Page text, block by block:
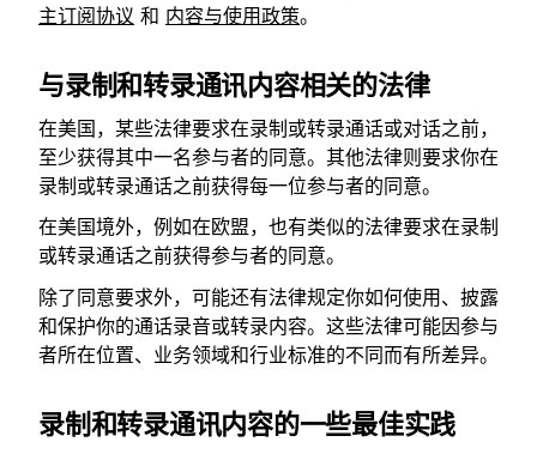
主订阅协议 和 内容与使用政策。
与录制和转录通讯内容相关的法律
在美国，某些法律要求在录制或转录通话或对话之前，
至少获得其中一名参与者的同意。其他法律则要求你在
录制或转录通话之前获得每一位参与者的同意。
在美国境外，例如在欧盟，也有类似的法律要求在录制
或转录通话之前获得参与者的同意。
除了同意要求外，可能还有法律规定你如何使用、披露
和保护你的通话录音或转录内容。这些法律可能因参与
者所在位置、业务领域和行业标准的不同而有所差异。
录制和转录通讯内容的一些最佳实践